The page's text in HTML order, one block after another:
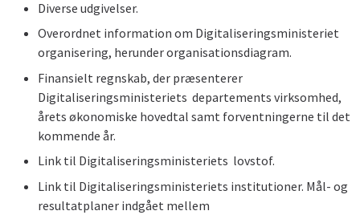
Diverse udgivelser.
Overordnet information om Digitaliseringsministeriet
organisering, herunder organisationsdiagram.
Finansielt regnskab, der præsenterer
Digitaliseringsministeriets departements virksomhed,
årets økonomiske hovedtal samt forventningerne til det
kommende år.
Link til Digitaliseringsministeriets lovstof.
Link til Digitaliseringsministeriets institutioner. Mål- og
resultatplaner indgået mellem